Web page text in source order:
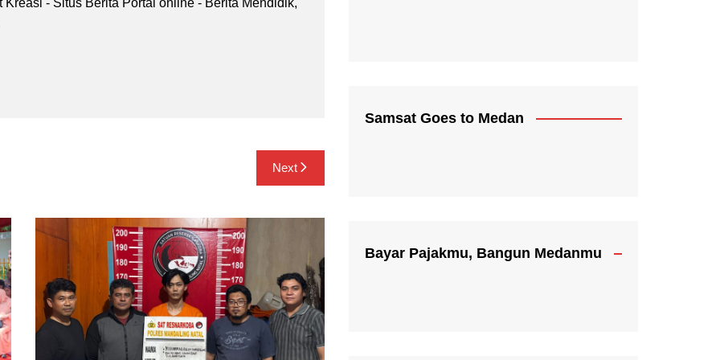
Next
Samsat Goes to Medan
Bayar Pajakmu, Bangun Medanmu